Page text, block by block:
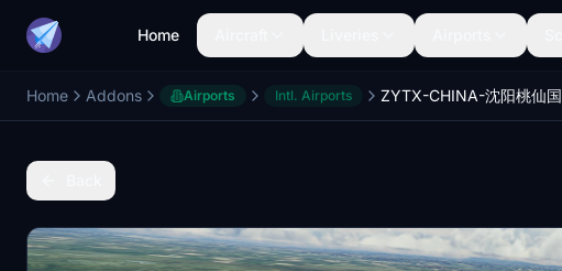
Home
Home Addons Airports Intl. Airports